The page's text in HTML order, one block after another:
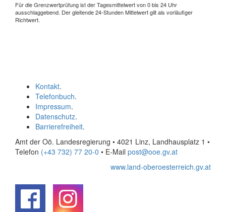
Für die Grenzwertprüfung ist der Tagesmittelwert von 0 bis 24 Uhr
ausschlaggebend. Der gleitende 24-Stunden Mittelwert gilt als vorläufiger
Richtwert.
Kontakt.
Telefonbuch.
Impressum.
Datenschutz.
Barrierefreiheit.
Amt der Oö. Landesregierung • 4021 Linz, Landhausplatz 1 •
Telefon (+43 732) 77 20-0 • E-Mail post@ooe.gv.at
www.land-oberoesterreich.gv.at